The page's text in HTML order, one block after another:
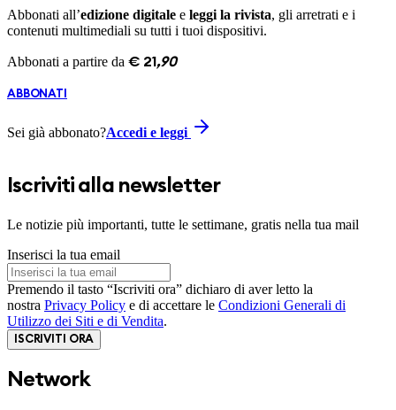
Abbonati all’edizione digitale e leggi la rivista, gli arretrati e i
contenuti multimediali su tutti i tuoi dispositivi.
Abbonati a partire da € 21 ,90
ABBONATI
Sei già abbonato?Accedi e leggi
Iscriviti alla newsletter
Le notizie più importanti, tutte le settimane, gratis nella tua mail
Inserisci la tua email
Premendo il tasto “Iscriviti ora” dichiaro di aver letto la
nostra Privacy Policy e di accettare le Condizioni Generali di
Utilizzo dei Siti e di Vendita.
ISCRIVITI ORA
Network